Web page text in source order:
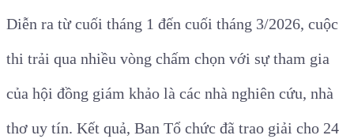
Diễn ra từ cuối tháng 1 đến cuối tháng 3/2026, cuộc
thi trải qua nhiều vòng chấm chọn với sự tham gia
của hội đồng giám khảo là các nhà nghiên cứu, nhà
thơ uy tín. Kết quả, Ban Tổ chức đã trao giải cho 24